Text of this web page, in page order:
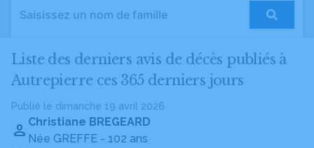
Liste des derniers avis de décès publiés à
Autrepierre ces 365 derniers jours
Publié le dimanche 19 avril 2026
Christiane BREGEARD
Née GREFFE - 102 ans